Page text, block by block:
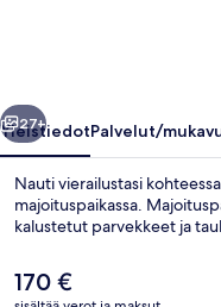
Terrace
valokuvagalleria
Seuraava
27+
YleistiedotPalvelut/
Nauti vierailustasi
majoituspaikassa.
kalustetut parvekkeet ja
Nykyinen
hinta
170 €